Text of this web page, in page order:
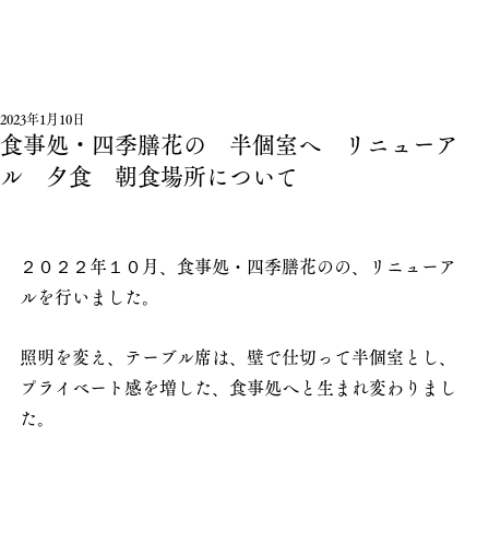
食事処・四季膳花の 半個室へ リニューア
ル 夕食 朝食場所について
2023年1月10日
２０２２年１０月、食事処・四季膳花のの、リニューア
ルを行いました。
照明を変え、テーブル席は、壁で仕切って半個室とし、
プライベート感を増した、食事処へと生まれ変わりまし
た。